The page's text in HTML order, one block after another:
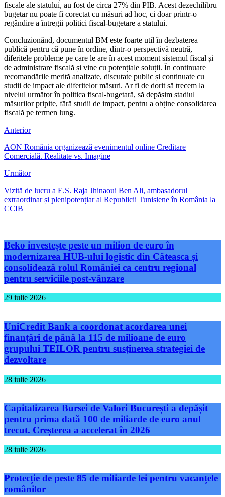
fiscale ale statului, au fost de circa 27% din PIB. Acest dezechilibru
bugetar nu poate fi corectat cu măsuri ad hoc, ci doar printr-o
regândire a întregii politici fiscal-bugetare a statului.
Concluzionând, documentul BM este foarte util în dezbaterea
publică pentru că pune în ordine, dintr-o perspectivă neutră,
diferitele probleme pe care le are în acest moment sistemul fiscal și
de administrare fiscală și vine cu potențiale soluții. În continuare
recomandările merită analizate, discutate public și continuate cu
studii de impact ale diferitelor măsuri. Ar fi de dorit să trecem la
nivelul următor în politica fiscal-bugetară, să depășim stadiul
măsurilor pripite, fără studii de impact, pentru a obține consolidarea
fiscală pe termen lung.
Anterior
AON România organizează evenimentul online Creditare
Comercială. Realitate vs. Imagine
Următor
Vizită de lucru a E.S. Raja Jhinaoui Ben Ali, ambasadorul
extraordinar și plenipotențiar al Republicii Tunisiene în România la
CCIB
Beko investește peste un milion de euro în
modernizarea HUB-ului logistic din Căteasca și
consolidează rolul României ca centru regional
pentru serviciile post-vânzare
29 iulie 2026
UniCredit Bank a coordonat acordarea unei
finanțări de până la 115 de milioane de euro
grupului TEILOR pentru susținerea strategiei de
dezvoltare
28 iulie 2026
Capitalizarea Bursei de Valori București a depășit
pentru prima dată 100 de miliarde de euro anul
trecut. Creșterea a accelerat în 2026
28 iulie 2026
Protecție de peste 85 de miliarde lei pentru vacanțele
românilor